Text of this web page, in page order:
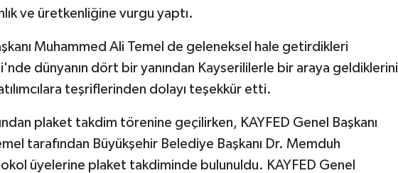
ve üretkenliğine vurgu yaptı.
Muhammed Ali Temel de geleneksel hale getirdikleri
dünyanın dört bir yanından Kayserililerle bir araya geldiklerini
teşriflerinden dolayı teşekkür etti.
plaket takdim törenine geçilirken, KAYFED Genel Başkanı
tarafından Büyükşehir Belediye Başkanı Dr. Memduh
üyelerine plaket takdiminde bulunuldu. KAYFED Genel